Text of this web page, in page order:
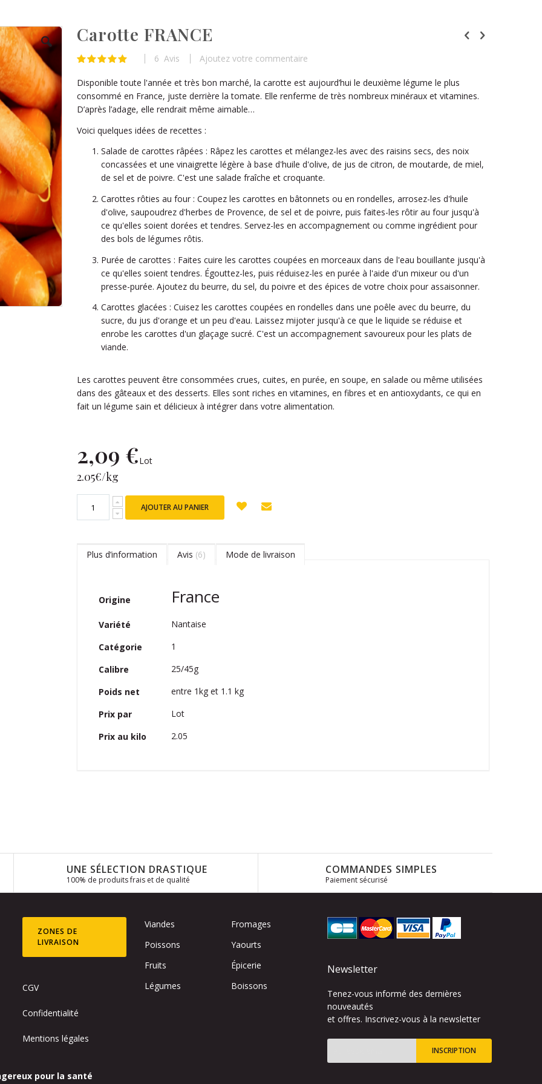
Carotte FRANCE
Évaluation: 6 Avis Ajoutez votre commentaire
Disponible toute l'année et très bon marché, la carotte est aujourd’hui le deuxième légume le plus
consommé en France, juste derrière la tomate. Elle renferme de très nombreux minéraux et vitamines.
D’après l’adage, elle rendrait même aimable…
Voici quelques idées de recettes :
Salade de carottes râpées : Râpez les carottes et mélangez-les avec des raisins secs, des noix
concassées et une vinaigrette légère à base d'huile d'olive, de jus de citron, de moutarde, de miel,
de sel et de poivre. C'est une salade fraîche et croquante.
Carottes rôties au four : Coupez les carottes en bâtonnets ou en rondelles, arrosez-les d'huile
d'olive, saupoudrez d'herbes de Provence, de sel et de poivre, puis faites-les rôtir au four jusqu'à
ce qu'elles soient dorées et tendres. Servez-les en accompagnement ou comme ingrédient pour
des bols de légumes rôtis.
Purée de carottes : Faites cuire les carottes coupées en morceaux dans de l'eau bouillante jusqu'à
ce qu'elles soient tendres. Égouttez-les, puis réduisez-les en purée à l'aide d'un mixeur ou d'un
presse-purée. Ajoutez du beurre, du sel, du poivre et des épices de votre choix pour assaisonner.
Carottes glacées : Cuisez les carottes coupées en rondelles dans une poêle avec du beurre, du
sucre, du jus d'orange et un peu d'eau. Laissez mijoter jusqu'à ce que le liquide se réduise et
enrobe les carottes d'un glaçage sucré. C'est un accompagnement savoureux pour les plats de
viande.
Les carottes peuvent être consommées crues, cuites, en purée, en soupe, en salade ou même utilisées
dans des gâteaux et des desserts. Elles sont riches en vitamines, en fibres et en antioxydants, ce qui en
fait un légume sain et délicieux à intégrer dans votre alimentation.
2,09 €Lot
2.05€/kg
AJOUTER AU PANIER
Plus d’information
d’information
Origine France
Variété
Nantaise
Catégorie
1
Calibre
25/45g
Poids net
entre 1kg et 1.1 kg
Prix par
Lot
Prix au kilo
2.05
Avis 6 Mode de livraison
UNE SÉLECTION DRASTIQUE
100% de produits frais et de qualité
COMMANDES SIMPLES
Paiement sécurisé
ZONES DE
LIVRAISON
CGV
Confidentialité
Mentions légales
pour la santé
Viandes
Poissons
Fruits
Légumes
Fromages
Yaourts
Épicerie
Boissons
Newsletter
Tenez-vous informé des dernières
nouveautés
et offres. Inscrivez-vous à la newsletter
INSCRIPTION